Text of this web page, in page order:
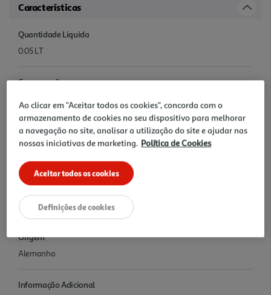
Características
Quantidade Liquida
0.05 LT
Conservação
Denominação
NIVEA MEN DEO Derma Control Sensitive Roll-On 50ml
Nome e Morada
Beiersdorf Portugal Quinta da Fonte, Edifício D. Sancho I (Q57), Rua
de Malhões 4, Piso 3º Esquerdo, 2774-528, Paço de Arcos
Origem
Alemanha
Informação Adicional
Ao clicar em "Aceitar todos os cookies", concorda com o
armazenamento de cookies no seu dispositivo para melhorar
a navegação no site, analisar a utilização do site e ajudar nas
nossas iniciativas de marketing. Política de Cookies
Aceitar todos os cookies
Definições de cookies